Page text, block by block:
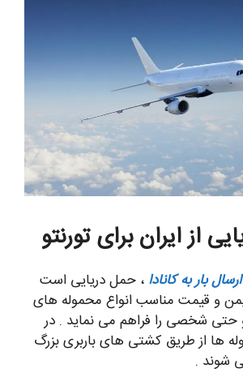
از ایران برای تورنتو
ارسال بار به کانادا ، حمل دریایی است
و قیمت مناسب انواع محموله های
شخصی را فراهم می نماید . در
ها از طریق کشتی های باربری بزرگ
شوند .